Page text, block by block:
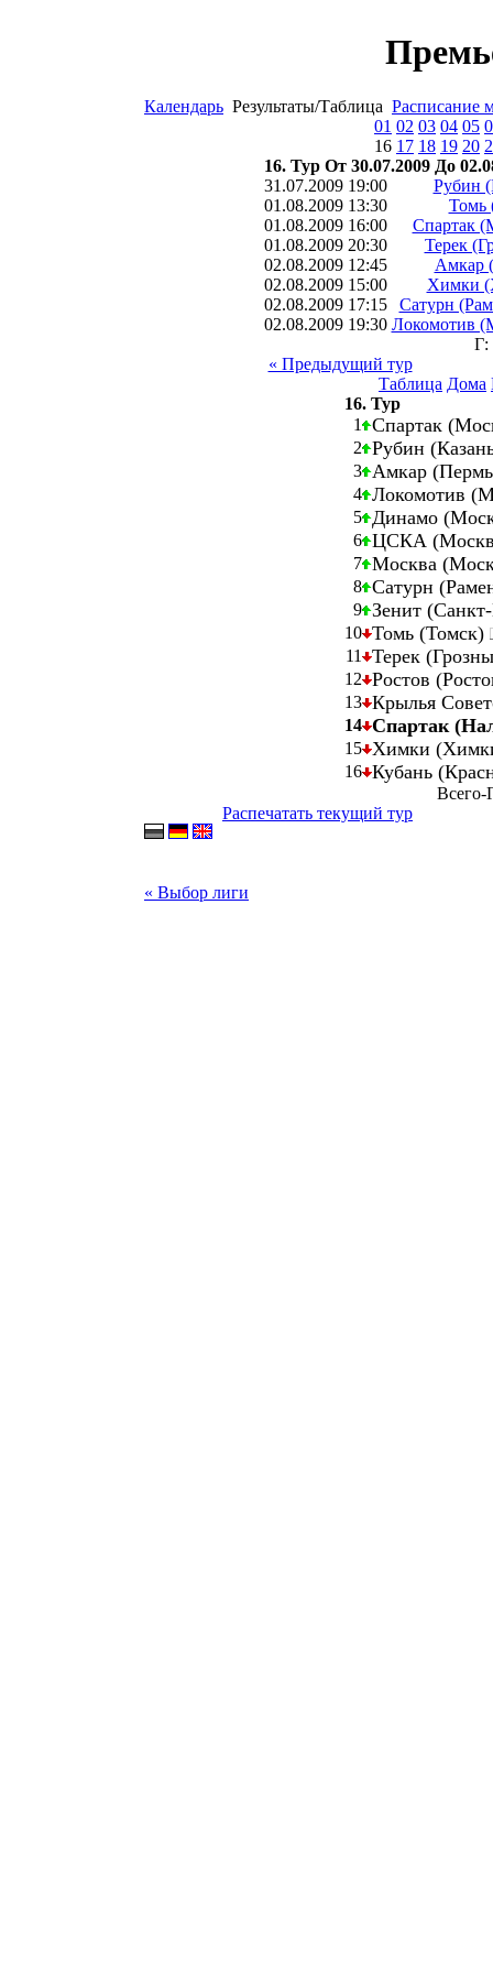
Календарь Результаты/Таблица Расписание
01 02 03 04 05
16 17 18 19 20
16. Тур От 30.07.2009 До
31.07.2009 19:00
Рубин
01.08.2009 13:30
Томь
01.08.2009 16:00
Спартак
01.08.2009 20:30
Терек
02.08.2009 12:45
Амкар
02.08.2009 15:00
Химки
02.08.2009 17:15
Сатурн
02.08.2009 19:30 Локомотив
« Предыдущий тур
Таблица Дома
16. Тур
1
Спартак
2 Рубин
3 Амкар
4 Локомотив
5 Динамо
6 ЦСКА
7 Москва
8 Сатурн
9 Зенит
10 Томь (Томск)
11 Терек
12 Ростов
13 Крылья
14 Спартак
15 Химки
16 Кубань
Распечатать текущий тур
« Выбор лиги